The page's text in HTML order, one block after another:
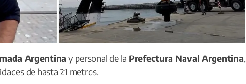
Argentina y personal de la Prefectura Naval Argentina,
de hasta 21 metros.